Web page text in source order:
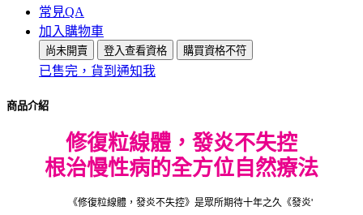
常見QA
加入購物車
尚未開賣 登入查看資格 購買資格不符
已售完，貨到通知我
商品介紹
修復粒線體，發炎不失控
根治慢性病的全方位自然療法
《修復粒線體，發炎不失控》是眾所期待十年之久《發炎'